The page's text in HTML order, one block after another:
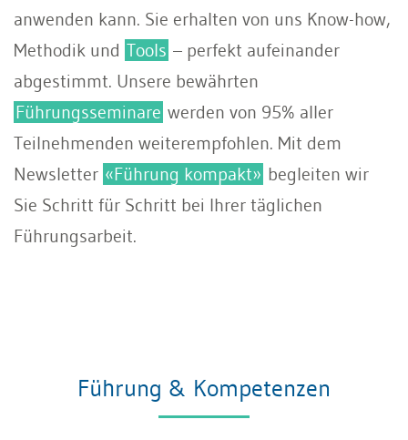
anwenden kann. Sie erhalten von uns Know-how,
Methodik und Tools – perfekt aufeinander
abgestimmt. Unsere bewährten
Führungsseminare werden von 95% aller
Teilnehmenden weiterempfohlen. Mit dem
Newsletter «Führung kompakt» begleiten wir
Sie Schritt für Schritt bei Ihrer täglichen
Führungsarbeit.
Führung & Kompetenzen